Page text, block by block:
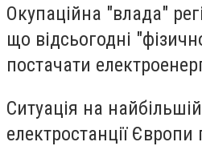
Окупаційна "влада"
що відсьогодні
постачати
Ситуація на
електростанції Європи